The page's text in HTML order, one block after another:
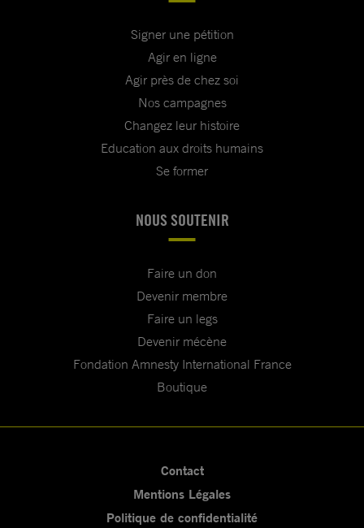
Signer une pétition
Agir en ligne
Agir près de chez soi
Nos campagnes
Changez leur histoire
Education aux droits humains
Se former
NOUS SOUTENIR
Faire un don
Devenir membre
Faire un legs
Devenir mécène
Fondation Amnesty International France
Boutique
Contact
Mentions Légales
Politique de confidentialité